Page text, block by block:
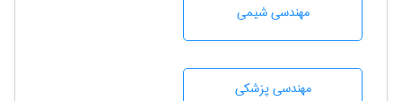
مهندسي شيمی
مهندسی پزشکی